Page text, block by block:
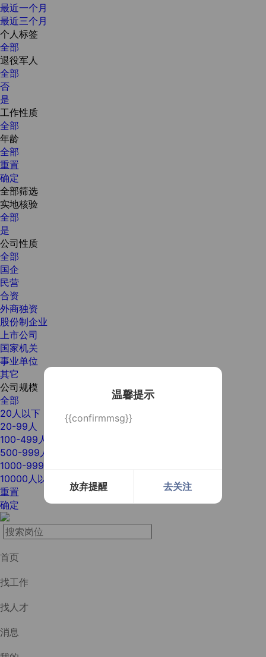
温馨提示
{{confirmmsg}}
放弃提醒 去关注
最近一个月
最近三个月
个人标签
全部
退役军人
全部
否
是
工作性质
全部
年龄
全部
重置
确定
全部筛选
实地核验
全部
是
公司性质
全部
国企
民营
合资
外商独资
股份制企业
上市公司
国家机关
事业单位
其它
公司规模
全部
20人以下
20-99人
100-499人
500-999人
1000-9999人
10000人以上
重置
确定
首页
找工作
找人才
消息